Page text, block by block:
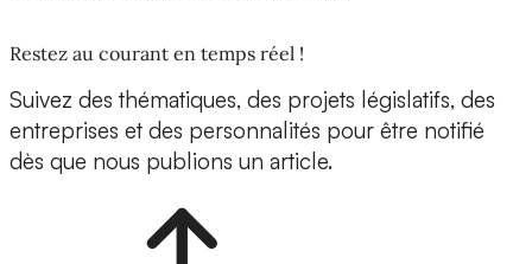
Restez au courant en temps réel !
Suivez des thématiques, des projets législatifs, des
entreprises et des personnalités pour être notifié
dès que nous publions un article.